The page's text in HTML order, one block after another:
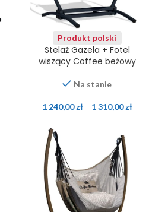
Produkt polski
Stelaż Gazela + Fotel
wiszący Coffee beżowy
Na stanie
1 240,00zł – 1 310,00zł